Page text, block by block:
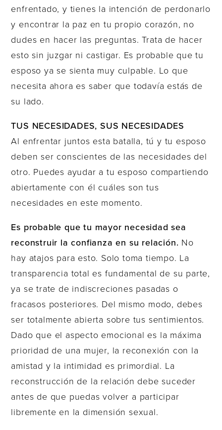
enfrentado, y tienes la intención de perdonarlo
y encontrar la paz en tu propio corazón, no
dudes en hacer las preguntas. Trata de hacer
esto sin juzgar ni castigar. Es probable que tu
esposo ya se sienta muy culpable. Lo que
necesita ahora es saber que todavía estás de
su lado.
TUS NECESIDADES, SUS NECESIDADES
Al enfrentar juntos esta batalla, tú y tu esposo
deben ser conscientes de las necesidades del
otro. Puedes ayudar a tu esposo compartiendo
abiertamente con él cuáles son tus
necesidades en este momento.
Es probable que tu mayor necesidad sea
reconstruir la confianza en su relación. No
hay atajos para esto. Solo toma tiempo. La
transparencia total es fundamental de su parte,
ya se trate de indiscreciones pasadas o
fracasos posteriores. Del mismo modo, debes
ser totalmente abierta sobre tus sentimientos.
Dado que el aspecto emocional es la máxima
prioridad de una mujer, la reconexión con la
amistad y la intimidad es primordial. La
reconstrucción de la relación debe suceder
antes de que puedas volver a participar
libremente en la dimensión sexual.